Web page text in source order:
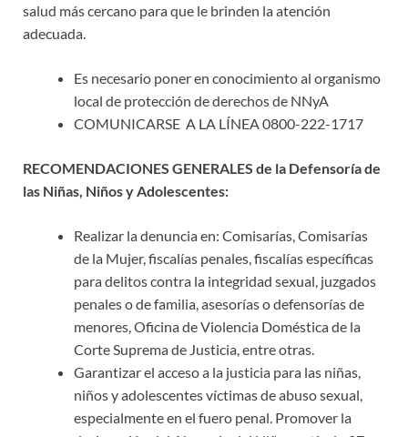
salud más cercano para que le brinden la atención
adecuada.
Es necesario poner en conocimiento al organismo
local de protección de derechos de NNyA
COMUNICARSE A LA LÍNEA 0800-222-1717
RECOMENDACIONES GENERALES de la Defensoría de
las Niñas, Niños y Adolescentes:
Realizar la denuncia en: Comisarías, Comisarías
de la Mujer, fiscalías penales, fiscalías específicas
para delitos contra la integridad sexual, juzgados
penales o de familia, asesorías o defensorías de
menores, Oficina de Violencia Doméstica de la
Corte Suprema de Justicia, entre otras.
Garantizar el acceso a la justicia para las niñas,
niños y adolescentes víctimas de abuso sexual,
especialmente en el fuero penal. Promover la